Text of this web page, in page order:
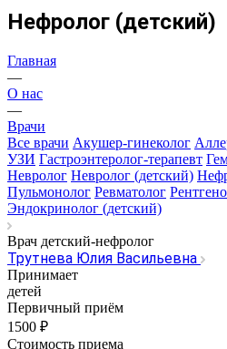
Нефролог (детский)
Главная
—
О нас
—
Врачи
Все врачи Акушер-гинеколог
УЗИ Гастроэнтеролог-терапевт
Невролог Невролог (детский)
Пульмонолог Ревматолог
Эндокринолог (детский)
Врач детский-нефролог
Трутнева Юлия Васильевна
Принимает
детей
Первичный приём
1500 ₽
Стоимость приема